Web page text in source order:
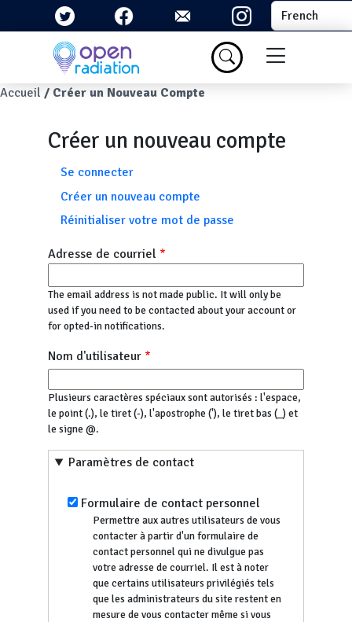
Aller au contenu principal Select your
Menu du
Fil d'Ariane
Accueil Créer un Nouveau Compte
Créer un nouveau compte
Onglets principaux
Se connecter
Créer un nouveau compte
Réinitialiser votre mot de passe
Adresse de courriel
The email address is not made public. It will only be
used if you need to be contacted about your account or
for opted-in notifications.
Nom d'utilisateur
Plusieurs caractères spéciaux sont autorisés : l'espace,
le point (.), le tiret (-), l'apostrophe ('), le tiret bas (_) et
le signe @.
Paramètres de contact
Formulaire de contact personnel
Permettre aux autres utilisateurs de vous
contacter à partir d'un formulaire de
contact personnel qui ne divulgue pas
votre adresse de courriel. Il est à noter
que certains utilisateurs privilégiés tels
que les administrateurs du site restent en
mesure de vous contacter même si vous